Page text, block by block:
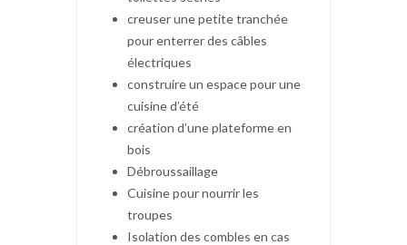
creuser une petite tranchée
pour enterrer des câbles
électriques
construire un espace pour une
cuisine d’été
création d’une plateforme en
bois
Débroussaillage
Cuisine pour nourrir les
troupes
Isolation des combles en cas